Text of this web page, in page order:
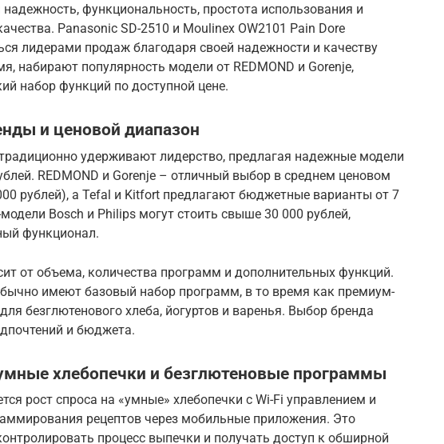
функциональность, простота использования и
Panasonic SD-2510 и Moulinex OW2101 Pain Dore
лидерами продаж благодаря своей надежности и качеству
набирают популярность модели от REDMOND и Gorenje,
набор функций по доступной цене.
и ценовой диапазон
удерживают лидерство, предлагая надежные модели
REDMOND и Gorenje – отличный выбор в среднем ценовом
рублей), а Tefal и Kitfort предлагают бюджетные варианты от 7
Bosch и Philips могут стоить свыше 30 000 рублей,
функционал.
от объема, количества программ и дополнительных функций.
имеют базовый набор программ, в то время как премиум-
безглютенового хлеба, йогуртов и варенья. Выбор бренда
и бюджета.
хлебопечки и безглютеновые программы
рост спроса на «умные» хлебопечки с Wi-Fi управлением и
рецептов через мобильные приложения. Это
процесс выпечки и получать доступ к обширной